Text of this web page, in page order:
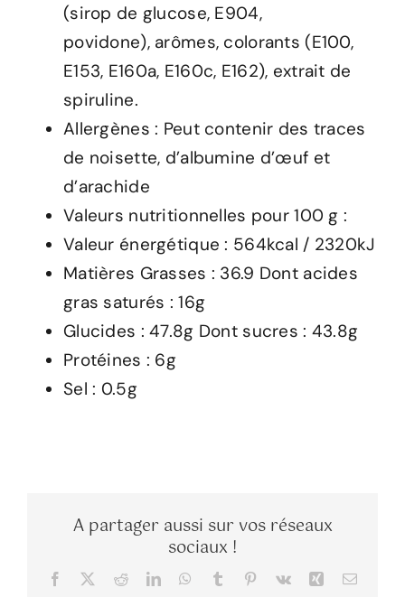
(sirop de glucose, E904,
povidone), arômes, colorants (E100,
E153, E160a, E160c, E162), extrait de
spiruline.
Allergènes : Peut contenir des traces
de noisette, d’albumine d’œuf et
d’arachide
Valeurs nutritionnelles pour 100 g :
Valeur énergétique : 564kcal / 2320kJ
Matières Grasses : 36.9 Dont acides
gras saturés : 16g
Glucides : 47.8g Dont sucres : 43.8g
Protéines : 6g
Sel : 0.5g
A partager aussi sur vos réseaux
sociaux !
Facebook RedditLinkedInWhatsApp
Tumblr Pinterest
Vk XingEmail